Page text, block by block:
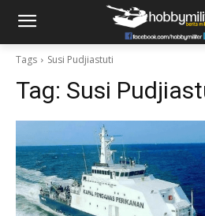
Tags Susi Pudjiastuti
Tag: Susi